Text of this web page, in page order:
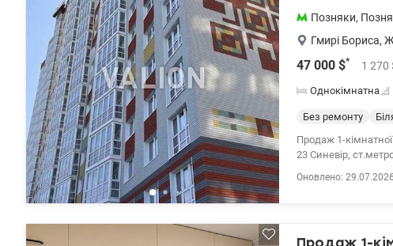
Позняки,
Гмирі Бориса,
47 000 $* 1 270
Однокімнатна
Без ремонту
Продаж 1-
23 Синевір,
Оновлено: 29.07.2026